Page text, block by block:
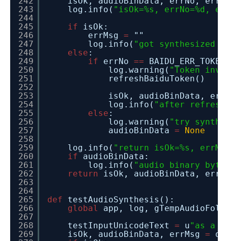
243
244
245
246
247
248
249
250
251
252
253
254
255
256
257
258
259
260
261
262
263
264
265
266
267
268
269
log.info( "isOk=%s, errNo=%d,
if
isOk:
errMsg =
""
log.info( "got synthesized
else :
if
errNo ==
log.warning( "Token
refreshBaiduToken()
isOk, audioBinData,
log.info( "after refresh
else :
log.warning( "try
audioBinData =
None
log.info( "return isOk=%s,
if
audioBinData:
log.info( "audio binary
return
isOk, audioBinData,
def
testAudioSynthesis():
global
app, log,
testInputUnicodeText = u"as a
isOk, audioBinData, errMsg =